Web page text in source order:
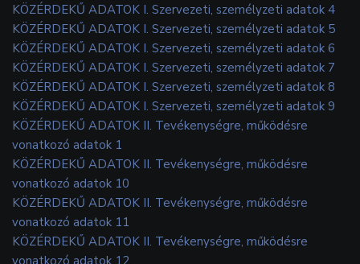
KÖZÉRDEKŰ ADATOK I. Szervezeti, személyzeti adatok 4
KÖZÉRDEKŰ ADATOK I. Szervezeti, személyzeti adatok 5
KÖZÉRDEKŰ ADATOK I. Szervezeti, személyzeti adatok 6
KÖZÉRDEKŰ ADATOK I. Szervezeti, személyzeti adatok 7
KÖZÉRDEKŰ ADATOK I. Szervezeti, személyzeti adatok 8
KÖZÉRDEKŰ ADATOK I. Szervezeti, személyzeti adatok 9
KÖZÉRDEKŰ ADATOK II. Tevékenységre, működésre
vonatkozó adatok 1
KÖZÉRDEKŰ ADATOK II. Tevékenységre, működésre
vonatkozó adatok 10
KÖZÉRDEKŰ ADATOK II. Tevékenységre, működésre
vonatkozó adatok 11
KÖZÉRDEKŰ ADATOK II. Tevékenységre, működésre
vonatkozó adatok 12